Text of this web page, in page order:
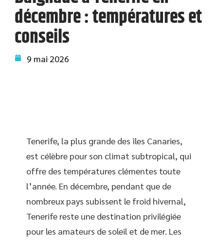
décembre : températures et
conseils
9 mai 2026
Tenerife, la plus grande des îles Canaries,
est célèbre pour son climat subtropical, qui
offre des températures clémentes toute
l’année. En décembre, pendant que de
nombreux pays subissent le froid hivernal,
Tenerife reste une destination privilégiée
pour les amateurs de soleil et de mer. Les